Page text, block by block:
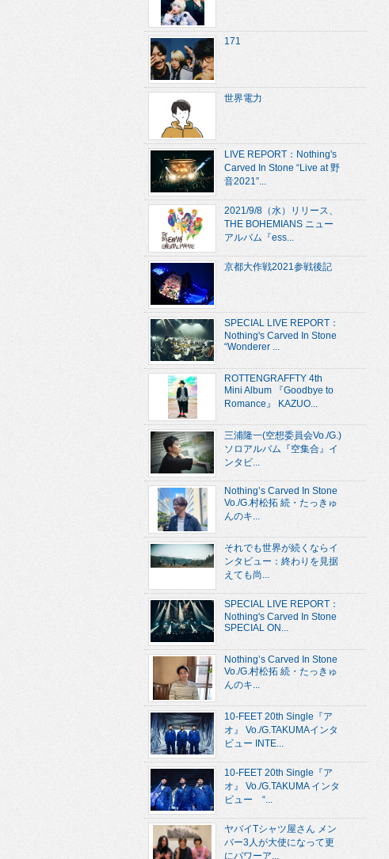
171
世界電力
LIVE REPORT：Nothing's
Carved In Stone “Live at 野
音2021”...
2021/9/8（水）リリース、
THE BOHEMIANS ニュー
アルバム『ess...
京都大作戦2021参戦後記
SPECIAL LIVE REPORT：
Nothing's Carved In Stone
“Wonderer ...
ROTTENGRAFFTY 4th
Mini Album 『Goodbye to
Romance』 KAZUO...
三浦隆一(空想委員会Vo./G.)
ソロアルバム『空集合』イ
ンタビ...
Nothing’s Carved In Stone
Vo./G.村松拓 続・たっきゅ
んのキ...
それでも世界が続くならイ
ンタビュー：終わりを見据
えても尚...
SPECIAL LIVE REPORT：
Nothing's Carved In Stone
SPECIAL ON...
Nothing’s Carved In Stone
Vo./G.村松拓 続・たっきゅ
んのキ...
10-FEET 20th Single『ア
オ』 Vo./G.TAKUMAインタ
ビュー INTE...
10-FEET 20th Single『ア
オ』 Vo./G.TAKUMA インタ
ビュー “...
ヤバイTシャツ屋さん メン
バー3人が大使になって更
にパワーア...